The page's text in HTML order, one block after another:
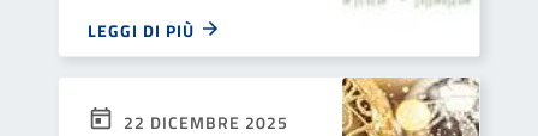
LEGGI DI PIÙ
22 DICEMBRE 2025